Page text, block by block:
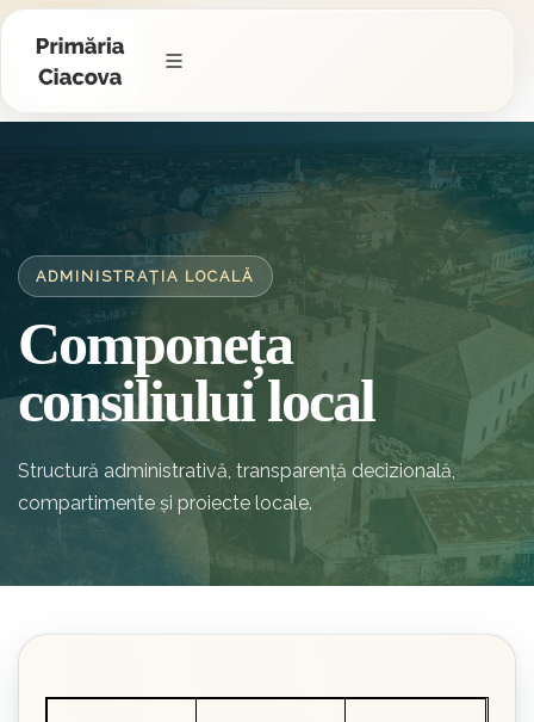
ADMINISTRAȚIA LOCALĂ
Componeța
consiliului local
Structură administrativă, transparență decizională,
compartimente și proiecte locale.